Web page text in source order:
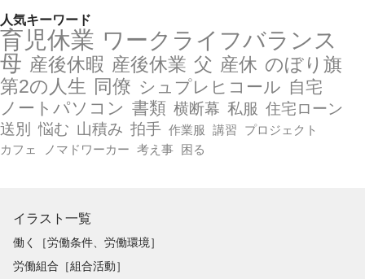
人気キーワード
育児休業 ワークライフバランス
母 産後休暇 産後休業 父 産休 のぼり旗
第2の人生 同僚 シュプレヒコール 自宅
ノートパソコン 書類 横断幕 私服 住宅ローン
送別
悩む 山積み 拍手 作業服 講習
プロジェクト
カフェ
ノマドワーカー 考え事 困る
イラスト一覧
働く［労働条件、労働環境］
労働組合［組合活動］